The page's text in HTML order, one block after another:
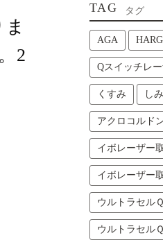
2
TAG タグ
AGA
Qスイッチレ
くすみ しみ
アクロコルド
イボレーザー
イボレーザー
ウルトラセル
ウルトラセル